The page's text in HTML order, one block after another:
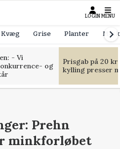
LOGIN MENU
Kvæg Grise Planter
- Vi
og
Prisgab på 20
kylling presser
Prehn
minkforløbet